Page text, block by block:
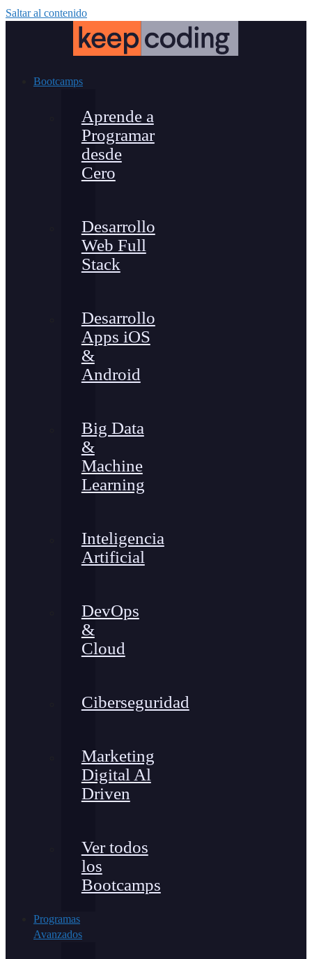
Saltar al contenido
Bootcamps
Aprende a
Programar
desde
Cero
Desarrollo
Web Full
Stack
Desarrollo
Apps iOS
&
Android
Big Data
&
Machine
Learning
Inteligencia
Artificial
DevOps
&
Cloud
Ciberseguridad
Marketing
Digital Al
Driven
Ver todos
los
Bootcamps
Programas
Avanzados